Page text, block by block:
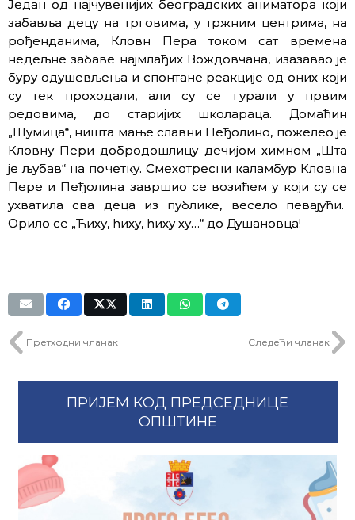
Један од најчувенијих београдских аниматора који
забавља децу на трговима, у тржним центрима, на
рођенданима, Кловн Пера током сат времена
недељне забаве најмлађих Вождовчана, изазавао је
буру одушевљења и спонтане реакције од оних који
су тек проходали, али су се гурали у првим
редовима, до старијих школараца. Домаћин
„Шумица“, ништа мање славни Пеђолино, пожелео је
Кловну Пери добродошлицу дечијом химном „Шта
је љубав“ на почетку. Смехотресни каламбур Кловна
Пере и Пеђолина завршио се возићем у који су се
ухватила сва деца из публике, весело певајући.
Орило се „Ћиху, ћиху, ћиху ху…“ до Душановца!
Претходни чланак Следећи чланак
ПРИЈЕМ КОД ПРЕДСЕДНИЦЕ
ОПШТИНЕ